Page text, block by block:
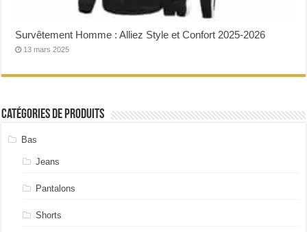
Survêtement Homme : Alliez Style et Confort 2025-2026
13 mars 2025
Catégories de produits
Bas
Jeans
Pantalons
Shorts